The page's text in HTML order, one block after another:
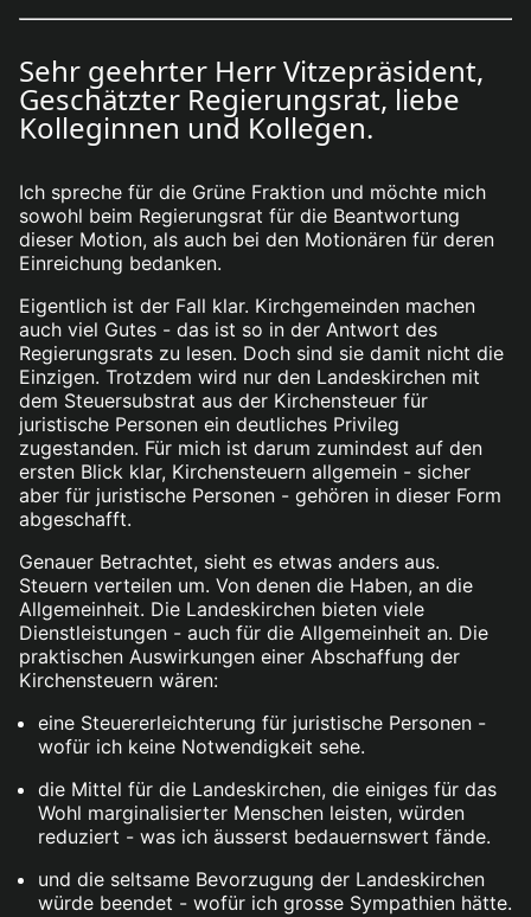
Sehr geehrter Herr Vitzepräsident,
Geschätzter Regierungsrat, liebe
Kolleginnen und Kollegen.
Ich spreche für die Grüne Fraktion und möchte mich
sowohl beim Regierungsrat für die Beantwortung
dieser Motion, als auch bei den Motionären für deren
Einreichung bedanken.
Eigentlich ist der Fall klar. Kirchgemeinden machen
auch viel Gutes - das ist so in der Antwort des
Regierungsrats zu lesen. Doch sind sie damit nicht die
Einzigen. Trotzdem wird nur den Landeskirchen mit
dem Steuersubstrat aus der Kirchensteuer für
juristische Personen ein deutliches Privileg
zugestanden. Für mich ist darum zumindest auf den
ersten Blick klar, Kirchensteuern allgemein - sicher
aber für juristische Personen - gehören in dieser Form
abgeschafft.
Genauer Betrachtet, sieht es etwas anders aus.
Steuern verteilen um. Von denen die Haben, an die
Allgemeinheit. Die Landeskirchen bieten viele
Dienstleistungen - auch für die Allgemeinheit an. Die
praktischen Auswirkungen einer Abschaffung der
Kirchensteuern wären:
eine Steuererleichterung für juristische Personen -
wofür ich keine Notwendigkeit sehe.
die Mittel für die Landeskirchen, die einiges für das
Wohl marginalisierter Menschen leisten, würden
reduziert - was ich äusserst bedauernswert fände.
und die seltsame Bevorzugung der Landeskirchen
würde beendet - wofür ich grosse Sympathien hätte.